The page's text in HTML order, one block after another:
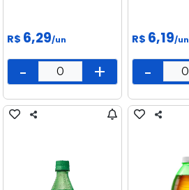
R$ 6,29/un
- +
R$ 6,19/un
-